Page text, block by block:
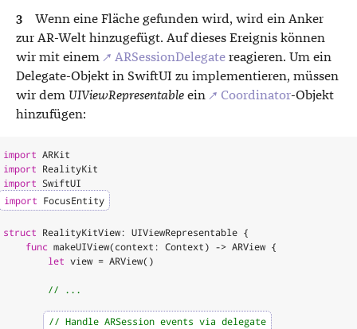
Wenn eine Fläche gefunden wird, wird ein Anker
zur AR-Welt hinzugefügt. Auf dieses Ereignis können
wir mit einem ↗ ARSessionDelegate reagieren. Um ein
Delegate-Objekt in SwiftUI zu implementieren, müssen
wir dem UIViewRepresentable ein ↗ Coordinator-Objekt
hinzufügen:
import ARKit
import RealityKit
import SwiftUI
import FocusEntity
struct RealityKitView: UIViewRepresentable {
func makeUIView(context : Context) -> ARView {
let view = ARView()
// ...
// Handle ARSession events via delegate